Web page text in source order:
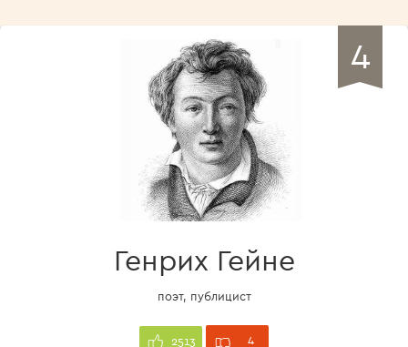
4
Генрих Гейне
поэт, публицист
2513 4